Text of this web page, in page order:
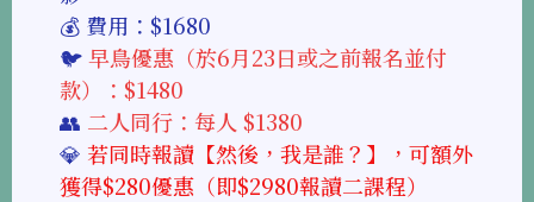
💰 費用：$1680
🐦早鳥優惠（於6月23日或之前報名並付
款）：$1480
👥 二人同行：每人 $1380
💎 若同時報讀【然後，我是誰？】，可額外
獲得$280優惠（即$2980報讀二課程）